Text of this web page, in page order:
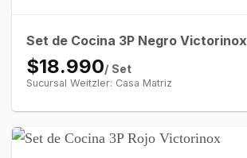
Set de Cocina 3P Negro Victorinox
$18.990/ Set
Sucursal Weitzler: Casa Matriz